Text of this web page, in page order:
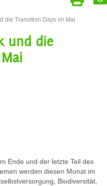
die Transition Days im Mai
und die
Ende und der letzte Teil des
werden diesen Monat im
Biodiversität,